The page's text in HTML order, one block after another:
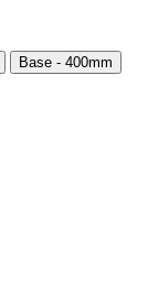
Base - 400mm